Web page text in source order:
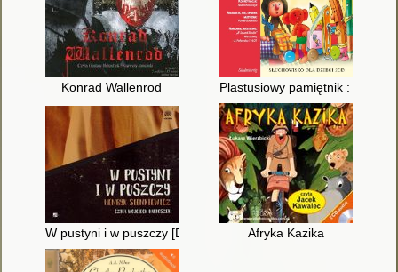
Konrad Wallenrod Plastusiowy pamiętnik :
W pustyni i w puszczy [Dokument dźwiękowy]
Afryka Kazika